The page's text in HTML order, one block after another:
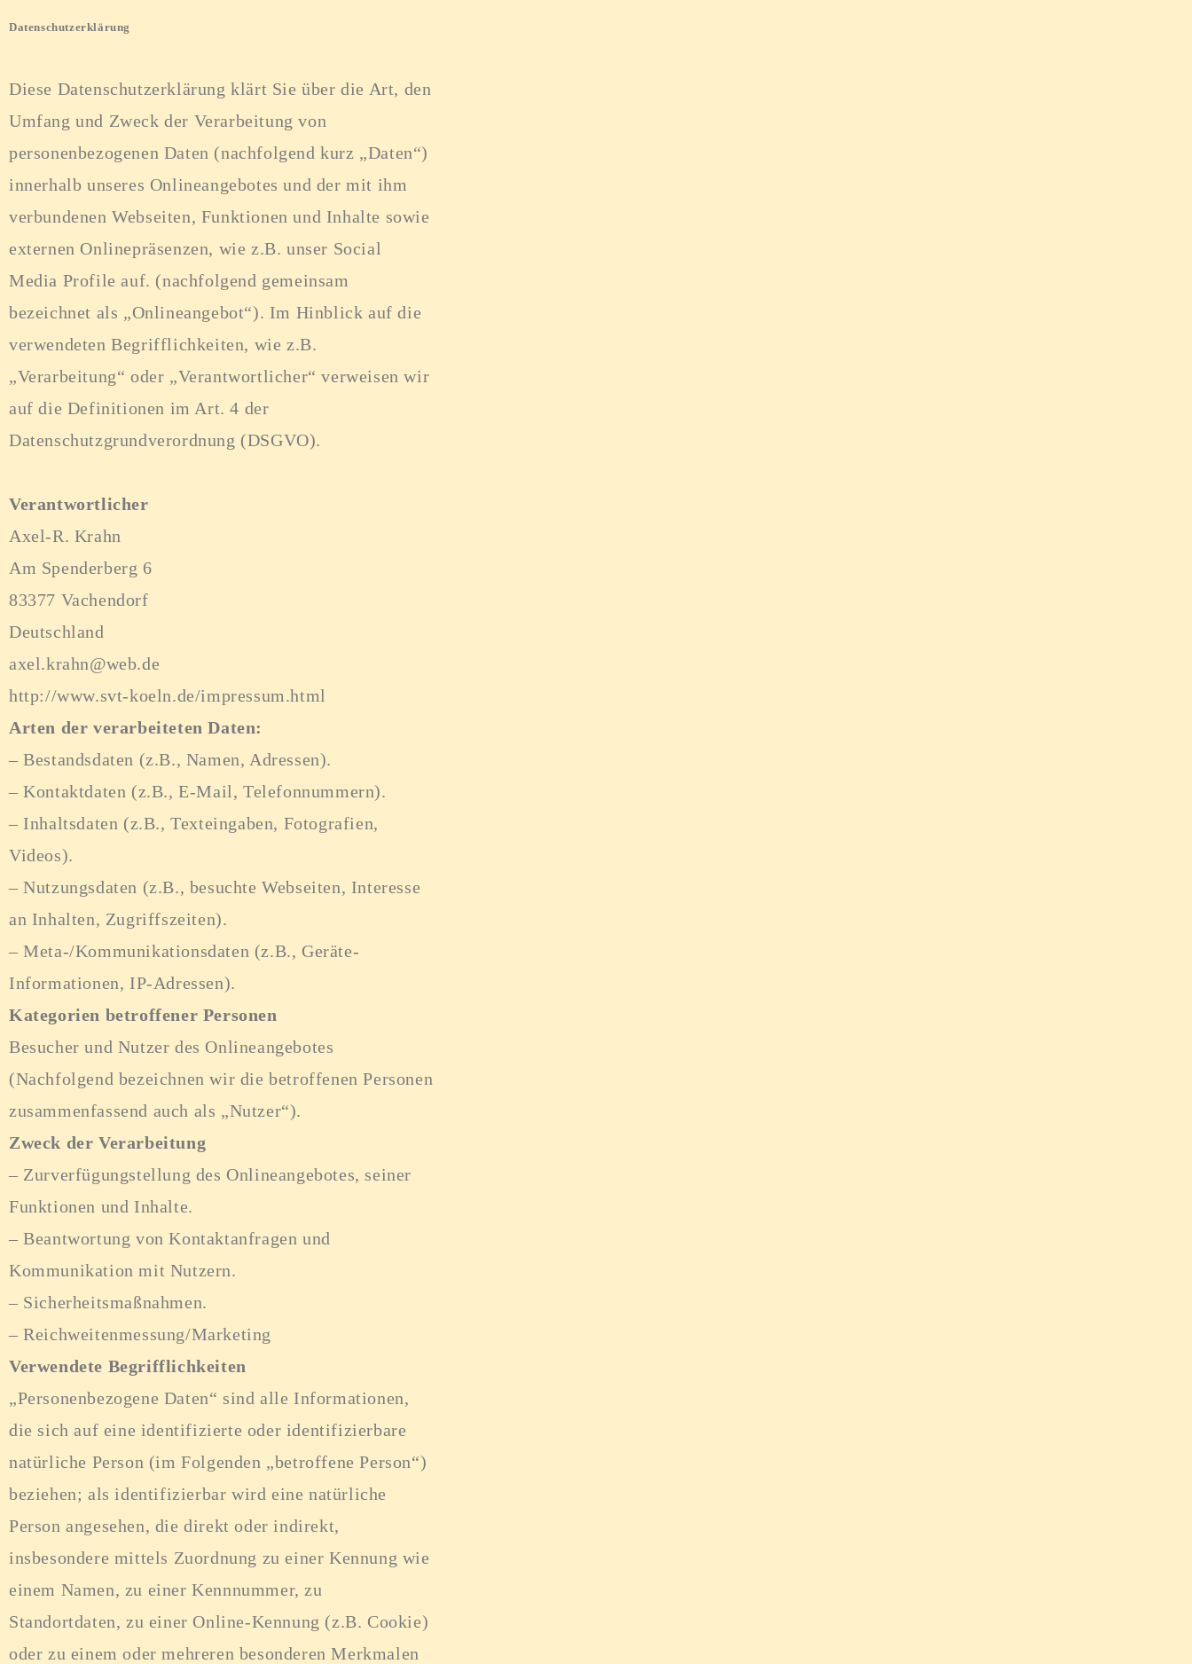
Datenschutzerklärung
Diese Datenschutzerklärung klärt Sie über die Art, den
Umfang und Zweck der Verarbeitung von
personenbezogenen Daten (nachfolgend kurz „Daten“)
innerhalb unseres Onlineangebotes und der mit ihm
verbundenen Webseiten, Funktionen und Inhalte sowie
externen Onlinepräsenzen, wie z.B. unser Social
Media Profile auf. (nachfolgend gemeinsam
bezeichnet als „Onlineangebot“). Im Hinblick auf die
verwendeten Begrifflichkeiten, wie z.B.
„Verarbeitung“ oder „Verantwortlicher“ verweisen wir
auf die Definitionen im Art. 4 der
Datenschutzgrundverordnung (DSGVO).
Verantwortlicher
Axel-R. Krahn
Am Spenderberg 6
83377 Vachendorf
Deutschland
axel.krahn@web.de
http://www.svt-koeln.de/impressum.html
Arten der verarbeiteten Daten:
– Bestandsdaten (z.B., Namen, Adressen).
– Kontaktdaten (z.B., E-Mail, Telefonnummern).
– Inhaltsdaten (z.B., Texteingaben, Fotografien,
Videos).
– Nutzungsdaten (z.B., besuchte Webseiten, Interesse
an Inhalten, Zugriffszeiten).
– Meta-/Kommunikationsdaten (z.B., Geräte-
Informationen, IP-Adressen).
Kategorien betroffener Personen
Besucher und Nutzer des Onlineangebotes
(Nachfolgend bezeichnen wir die betroffenen Personen
zusammenfassend auch als „Nutzer“).
Zweck der Verarbeitung
– Zurverfügungstellung des Onlineangebotes, seiner
Funktionen und Inhalte.
– Beantwortung von Kontaktanfragen und
Kommunikation mit Nutzern.
– Sicherheitsmaßnahmen.
– Reichweitenmessung/Marketing
Verwendete Begrifflichkeiten
„Personenbezogene Daten“ sind alle Informationen,
die sich auf eine identifizierte oder identifizierbare
natürliche Person (im Folgenden „betroffene Person“)
beziehen; als identifizierbar wird eine natürliche
Person angesehen, die direkt oder indirekt,
insbesondere mittels Zuordnung zu einer Kennung wie
einem Namen, zu einer Kennnummer, zu
Standortdaten, zu einer Online-Kennung (z.B. Cookie)
oder zu einem oder mehreren besonderen Merkmalen